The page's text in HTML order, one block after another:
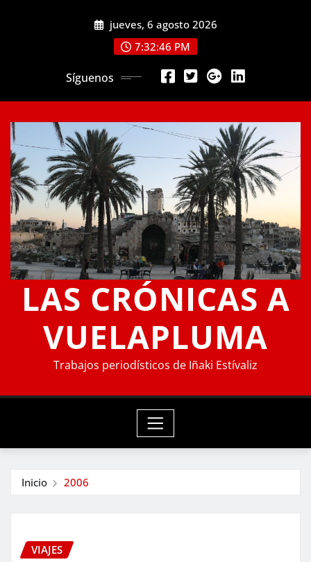
jueves, 6 agosto 2026
7:32:46 PM
Síguenos
LAS CRÓNICAS A
VUELAPLUMA
Trabajos periodísticos de Iñaki Estívaliz
Inicio 2006
VIAJES